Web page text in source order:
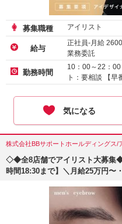
募集職種 アイリスト
給与
正社員-月給
業務委託
アルバイト・パ
勤務時間
10：00～22：
ト：要相談 【
気になる
株式会社BBサポートホールディングス/
◇◆全8店舗でアイリスト大募集
時間18:30まで】＼月給25万円〜